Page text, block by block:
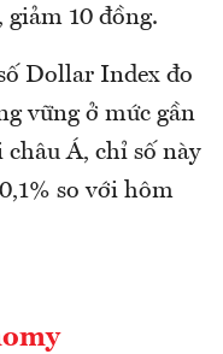
giảm 10 đồng.
Dollar Index đo
vững ở mức gần
châu Á, chỉ số này
so với hôm